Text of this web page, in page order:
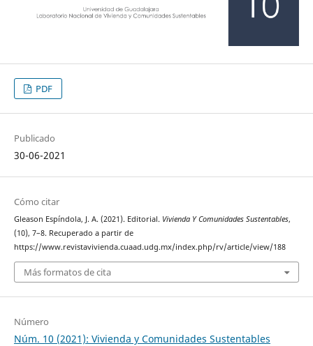
PDF
Publicado
30-06-2021
Cómo citar
Gleason Espíndola, J. A. (2021). Editorial. Vivienda Y Comunidades Sustentables,
(10), 7–8. Recuperado a partir de
https://www.revistavivienda.cuaad.udg.mx/index.php/rv/article/view/188
Más formatos de cita
Número
Núm. 10 (2021): Vivienda y Comunidades Sustentables